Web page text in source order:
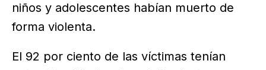
niños y adolescentes habían muerto de
forma violenta.
El 92 por ciento de las víctimas tenían